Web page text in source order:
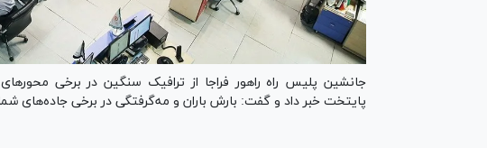
جانشین پلیس راه راهور فراجا از ترافیک سنگین در برخی
پایتخت خبر داد و گفت: بارش باران و مه‌گرفتگی در برخی جاده‌های